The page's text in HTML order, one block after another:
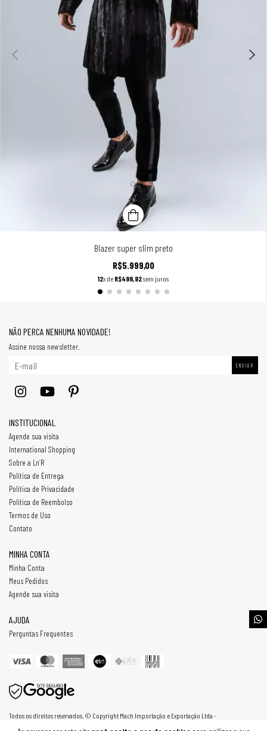
Blazer super slim preto
R$5.999,00
12x de R$499,92sem juros
NÃO PERCA NENHUMA NOVIDADE!
Assine nossa newsletter.
INSTITUCIONAL
Agende sua visita
International Shopping
Sobre a Ln’R
Política de Entrega
Política de Privacidade
Política de Reembolso
Termos de Uso
Contato
MINHA CONTA
Minha Conta
Meus Pedidos
Agende sua visita
AJUDA
Perguntas Frequentes
Todos os direitos reservados. © Copyright Mach Importação e Exportação Ltda -